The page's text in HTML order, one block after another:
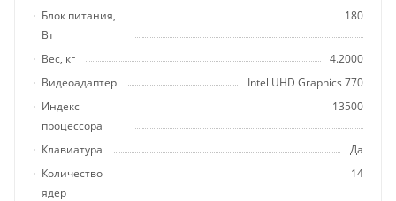
Блок питания,
Вт
180
Вес, кг
4.2000
Видеоадаптер
Intel UHD Graphics 770
Индекс
процессора
13500
Клавиатура
Да
Количество
ядер
14